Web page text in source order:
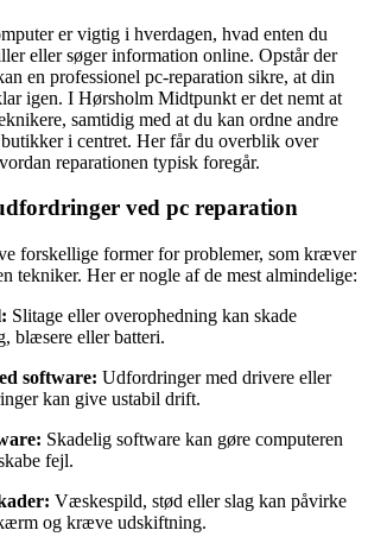
er vigtig i hverdagen, hvad enten du
eller søger information online. Opstår der
en professionel pc-reparation sikre, at din
igen. I Hørsholm Midtpunkt er det nemt at
samtidig med at du kan ordne andre
i centret. Her får du overblik over
reparationen typisk foregår.
ved pc reparation
forskellige former for problemer, som kræver
tekniker. Her er nogle af de mest almindelige:
Slitage eller overophedning kan skade
blæsere eller batteri.
software: Udfordringer med drivere eller
kan give ustabil drift.
Skadelig software kan gøre computeren
fejl.
Væskespild, stød eller slag kan påvirke
og kræve udskiftning.